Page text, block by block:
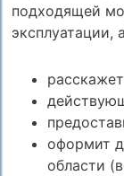
подходящей
эксплуатации,
оформит
области